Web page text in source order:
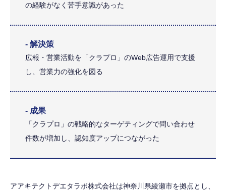
の経験がなく苦手意識があった
- 解決策
広報・営業活動を「クラプロ」のWeb広告運用で支援
し、営業力の強化を図る
- 成果
「クラプロ」の戦略的なターゲティングで問い合わせ
件数が増加し、認知度アップにつながった
アアキテクトデエタラボ株式会社は神奈川県綾瀬市を拠点とし、